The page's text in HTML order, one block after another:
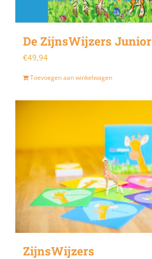
De ZijnsWijzers Junior
€49,94
Toevoegen aan winkelwagen
ZijnsWijzers